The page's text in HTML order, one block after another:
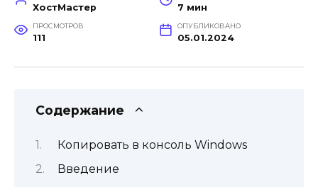
ХостМастер 7 мин
ПРОСМОТРОВ
111
ОПУБЛИКОВАНО
05.01.2024
Содержание
Копировать в консоль Windows
Введение